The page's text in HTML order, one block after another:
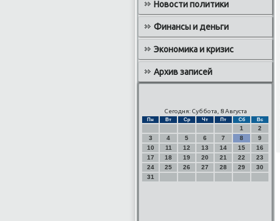
Новости политики
Финансы и деньги
Экономика и кризис
Архив записей
Сегодня: Суббота, 8 Августа
Пн Вт Ср Чт Пт Сб Вс
1
2
3
4 5 6 7 8
9
10
11 12 13 14 15
16
17
18 19 20 21 22
23
24
25 26 27 28 29
30
31